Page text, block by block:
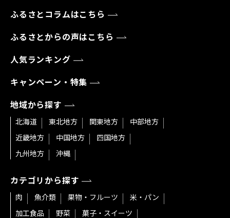
ふるさとコラムはこちら
ふるさとからの声はこちら
人気ランキング
キャンペーン・特集
地域から探す
北海道 東北地方 関東地方
中部地方
近畿地方
中国地方
四国地方
九州地方
沖縄
カテゴリから探す
肉 魚介類 果物・フルーツ
米・パン
加工食品
野菜
菓子・スイーツ